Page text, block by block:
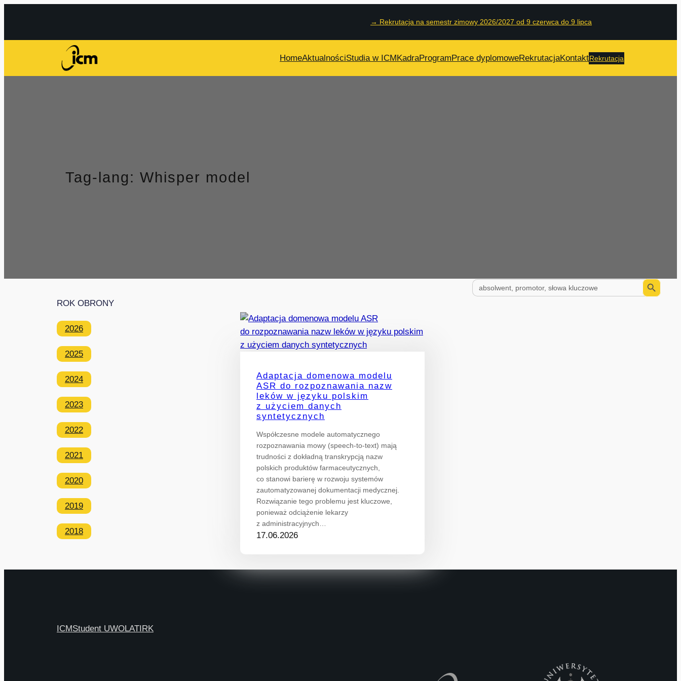
→ Rekrutacja na semestr zimowy 2026/2027 od 9 czerwca do 9 lipca
HomeAktualnościStudia w ICMKadraProgramPrace dyplomoweRekrutacjaKontaktRekrutacja
Tag-lang: Whisper model
Search
for:
Search Button
ROK OBRONY
2026
2025
2024
2023
2022
2021
2020
2019
2018
Adaptacja domenowa modelu
ASR do rozpoznawania nazw
leków w języku polskim
z użyciem danych
syntetycznych
Współczesne modele automatycznego
rozpoznawania mowy (speech-to-text) mają
trudności z dokładną transkrypcją nazw
polskich produktów farmaceutycznych,
co stanowi barierę w rozwoju systemów
zautomatyzowanej dokumentacji medycznej.
Rozwiązanie tego problemu jest kluczowe,
ponieważ odciążenie lekarzy
z administracyjnych…
17.06.2026
ICMStudent UWOLAT IRK